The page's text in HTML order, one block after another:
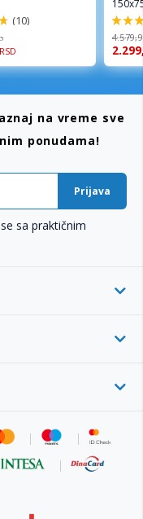
(10)
96%
na vreme sve
ponudama!
Prijava
sa praktičnim